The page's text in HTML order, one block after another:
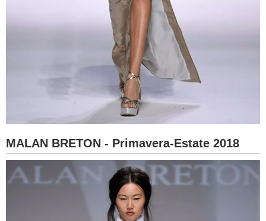
MALAN BRETON - Primavera-Estate 2018